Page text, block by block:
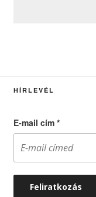
HÍRLEVÉL
E-mail cím *